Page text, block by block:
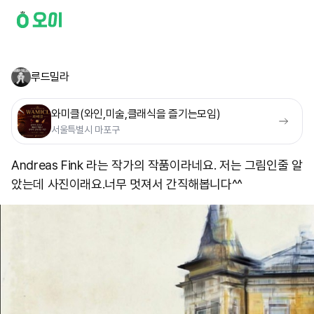
루드밀라
와미클(와인,미술,클래식을 즐기는모임)
서울특별시 마포구
Andreas Fink 라는 작가의 작품이라네요. 저는 그림인줄 알
았는데 사진이래요. ​너무 멋져서 간직해봅니다^^